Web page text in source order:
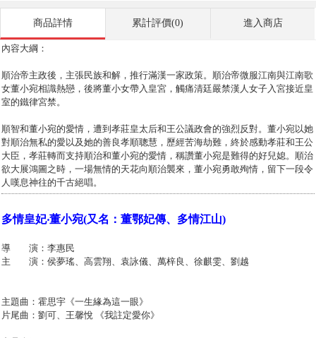
商品詳情 累計評價(0) 進入商店
內容大綱：
順治帝主政後，主張民族和解，推行滿漢一家政策。順治帝微服江南與江南歌
女董小宛相識熱戀，後將董小女帶入皇宮，觸痛清廷嚴禁漢人女子入宮接近皇
室的鐵律宮禁。
順智和董小宛的愛情，遭到孝莊皇太后和王公議政會的強烈反對。董小宛以她
對順治無私的愛以及她的善良孝順聰慧，歷經苦海劫難，終於感動孝莊和王公
大臣，孝莊轉而支持順治和董小宛的愛情，稱讚董小宛是難得的好兒媳。順治
欲大展鴻圖之時，一場無情的天花向順治襲來，董小宛勇敢殉情，留下一段令
人嘆息神往的千古絕唱。
多情皇妃‧董小宛(又名：董鄂妃傳、多情江山)
導 演：李惠民
主 演：侯夢瑤、高雲翔、袁詠儀、萬梓良、徐麒雯、劉越
主題曲：霍思宇《一生緣為這一眼》
片尾曲：劉可、王馨悅 《我註定愛你》